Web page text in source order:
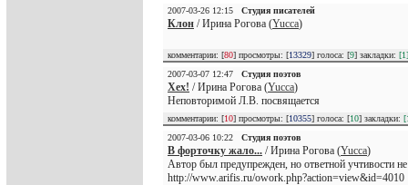
2007-03-26 12:15
Студия писателей
Клон / Ирина Рогова (Yucca)
комментарии: [80] просмотры: [13329] голоса: [9] закладки: [1]
2007-03-07 12:47
Студия поэтов
Хех! / Ирина Рогова (Yucca)
Неповторимой Л.В. посвящается
комментарии: [10] просмотры: [10355] голоса: [10] закладки:
2007-03-06 10:22
Студия поэтов
В форточку жало... / Ирина Рогова (Yucca)
Автор был предупрежден, но ответной учтивости
http://www.arifis.ru/owork.php?action=view&id=4010